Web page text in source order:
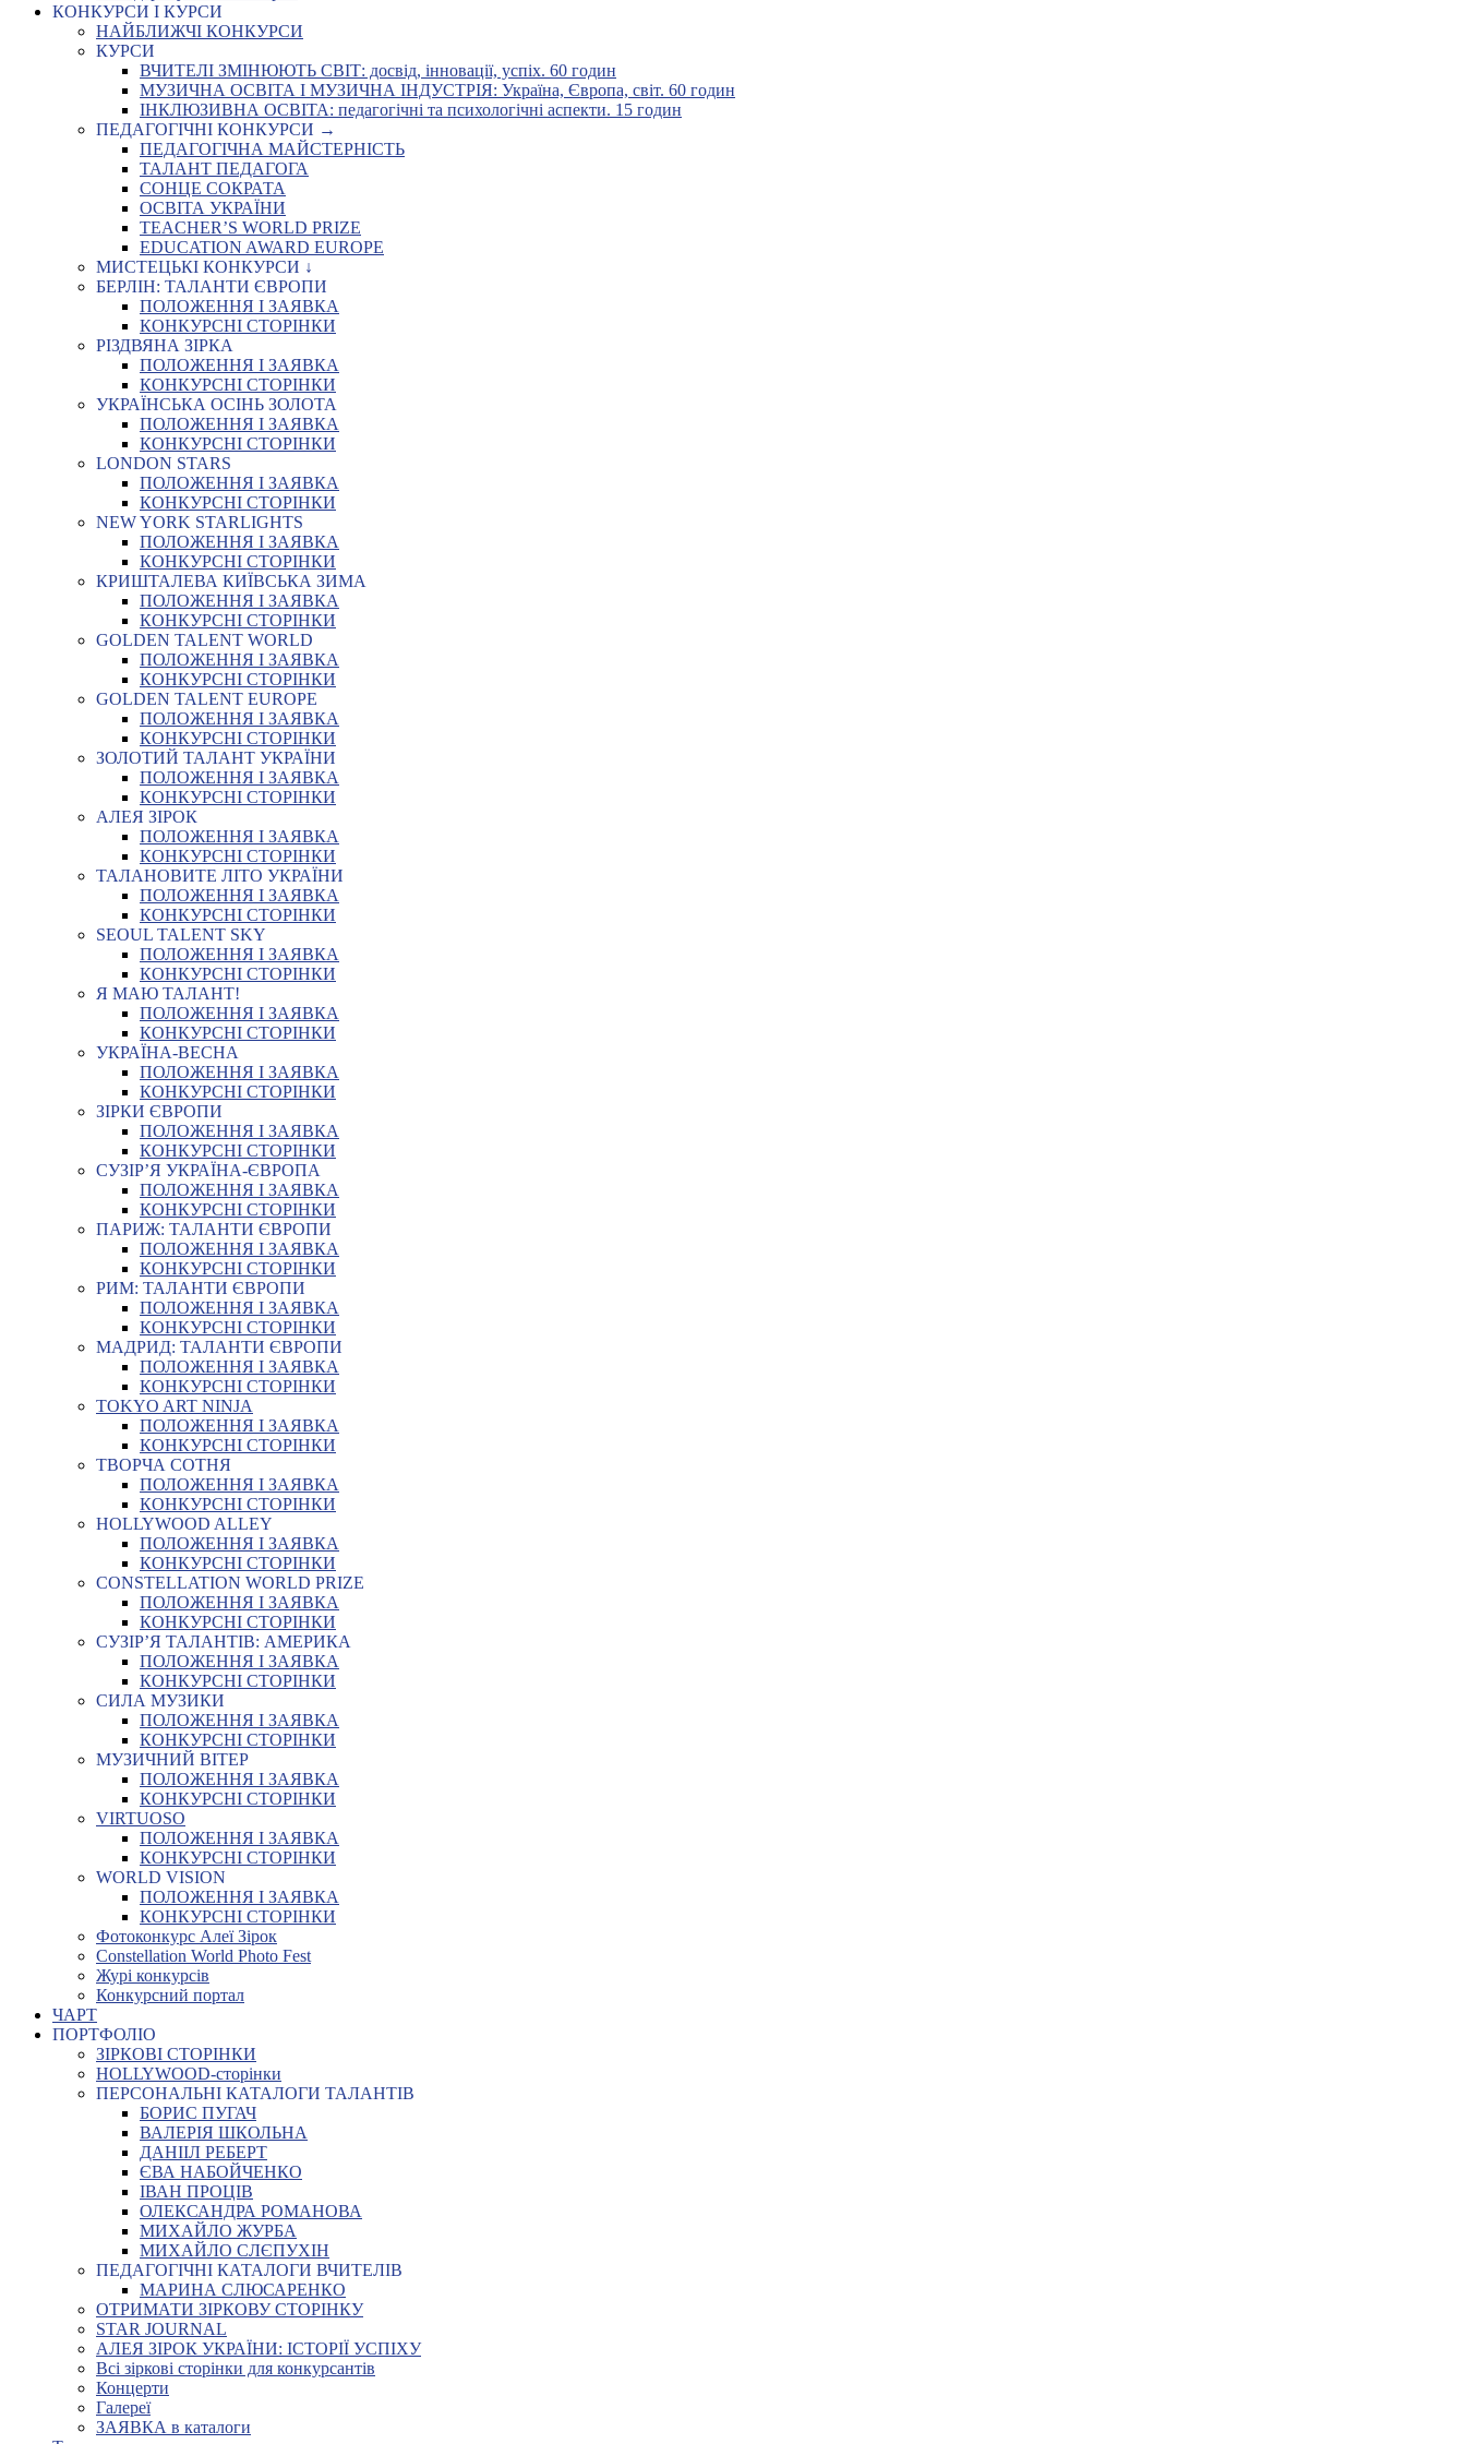
КОНКУРСИ І КУРСИ
НАЙБЛИЖЧІ КОНКУРСИ
КУРСИ
ВЧИТЕЛІ ЗМІНЮЮТЬ СВІТ: досвід, інновації, успіх. 60 годин
МУЗИЧНА ОСВІТА І МУЗИЧНА ІНДУСТРІЯ: Україна, Європа, світ. 60 годин
ІНКЛЮЗИВНА ОСВІТА: педагогічні та психологічні аспекти. 15 годин
ПЕДАГОГІЧНІ КОНКУРСИ →
ПЕДАГОГІЧНА МАЙСТЕРНІСТЬ
ТАЛАНТ ПЕДАГОГА
СОНЦЕ СОКРАТА
ОСВІТА УКРАЇНИ
TEACHER’S WORLD PRIZE
EDUCATION AWARD EUROPE
МИСТЕЦЬКІ КОНКУРСИ ↓
БЕРЛІН: ТАЛАНТИ ЄВРОПИ
ПОЛОЖЕННЯ І ЗАЯВКА
КОНКУРСНІ СТОРІНКИ
РІЗДВЯНА ЗІРКА
ПОЛОЖЕННЯ І ЗАЯВКА
КОНКУРСНІ СТОРІНКИ
УКРАЇНСЬКА ОСІНЬ ЗОЛОТА
ПОЛОЖЕННЯ І ЗАЯВКА
КОНКУРСНІ СТОРІНКИ
LONDON STARS
ПОЛОЖЕННЯ І ЗАЯВКА
КОНКУРСНІ СТОРІНКИ
NEW YORK STARLIGHTS
ПОЛОЖЕННЯ І ЗАЯВКА
КОНКУРСНІ СТОРІНКИ
КРИШТАЛЕВА КИЇВСЬКА ЗИМА
ПОЛОЖЕННЯ І ЗАЯВКА
КОНКУРСНІ СТОРІНКИ
GOLDEN TALENT WORLD
ПОЛОЖЕННЯ І ЗАЯВКА
КОНКУРСНІ СТОРІНКИ
GOLDEN TALENT EUROPE
ПОЛОЖЕННЯ І ЗАЯВКА
КОНКУРСНІ СТОРІНКИ
ЗОЛОТИЙ ТАЛАНТ УКРАЇНИ
ПОЛОЖЕННЯ І ЗАЯВКА
КОНКУРСНІ СТОРІНКИ
АЛЕЯ ЗІРОК
ПОЛОЖЕННЯ І ЗАЯВКА
КОНКУРСНІ СТОРІНКИ
ТАЛАНОВИТЕ ЛІТО УКРАЇНИ
ПОЛОЖЕННЯ І ЗАЯВКА
КОНКУРСНІ СТОРІНКИ
SEOUL TALENT SKY
ПОЛОЖЕННЯ І ЗАЯВКА
КОНКУРСНІ СТОРІНКИ
Я МАЮ ТАЛАНТ!
ПОЛОЖЕННЯ І ЗАЯВКА
КОНКУРСНІ СТОРІНКИ
УКРАЇНА-ВЕСНА
ПОЛОЖЕННЯ І ЗАЯВКА
КОНКУРСНІ СТОРІНКИ
ЗІРКИ ЄВРОПИ
ПОЛОЖЕННЯ І ЗАЯВКА
КОНКУРСНІ СТОРІНКИ
СУЗІР’Я УКРАЇНА-ЄВРОПА
ПОЛОЖЕННЯ І ЗАЯВКА
КОНКУРСНІ СТОРІНКИ
ПАРИЖ: ТАЛАНТИ ЄВРОПИ
ПОЛОЖЕННЯ І ЗАЯВКА
КОНКУРСНІ СТОРІНКИ
РИМ: ТАЛАНТИ ЄВРОПИ
ПОЛОЖЕННЯ І ЗАЯВКА
КОНКУРСНІ СТОРІНКИ
МАДРИД: ТАЛАНТИ ЄВРОПИ
ПОЛОЖЕННЯ І ЗАЯВКА
КОНКУРСНІ СТОРІНКИ
TOKYO ART NINJA
ПОЛОЖЕННЯ І ЗАЯВКА
КОНКУРСНІ СТОРІНКИ
ТВОРЧА СОТНЯ
ПОЛОЖЕННЯ І ЗАЯВКА
КОНКУРСНІ СТОРІНКИ
HOLLYWOOD ALLEY
ПОЛОЖЕННЯ І ЗАЯВКА
КОНКУРСНІ СТОРІНКИ
CONSTELLATION WORLD PRIZE
ПОЛОЖЕННЯ І ЗАЯВКА
КОНКУРСНІ СТОРІНКИ
СУЗІР’Я ТАЛАНТІВ: АМЕРИКА
ПОЛОЖЕННЯ І ЗАЯВКА
КОНКУРСНІ СТОРІНКИ
СИЛА МУЗИКИ
ПОЛОЖЕННЯ І ЗАЯВКА
КОНКУРСНІ СТОРІНКИ
МУЗИЧНИЙ ВІТЕР
ПОЛОЖЕННЯ І ЗАЯВКА
КОНКУРСНІ СТОРІНКИ
VIRTUOSO
ПОЛОЖЕННЯ І ЗАЯВКА
КОНКУРСНІ СТОРІНКИ
WORLD VISION
ПОЛОЖЕННЯ І ЗАЯВКА
КОНКУРСНІ СТОРІНКИ
Фотоконкурс Алеї Зірок
Constellation World Photo Fest
Журі конкурсів
Конкурсний портал
ЧАРТ
ПОРТФОЛІО
ЗІРКОВІ СТОРІНКИ
HOLLYWOOD-сторінки
ПЕРСОНАЛЬНІ КАТАЛОГИ ТАЛАНТІВ
БОРИС ПУГАЧ
ВАЛЕРІЯ ШКОЛЬНА
ДАНІІЛ РЕБЕРТ
ЄВА НАБОЙЧЕНКО
ІВАН ПРОЦІВ
ОЛЕКСАНДРА РОМАНОВА
МИХАЙЛО ЖУРБА
МИХАЙЛО СЛЄПУХІН
ПЕДАГОГІЧНІ КАТАЛОГИ ВЧИТЕЛІВ
МАРИНА СЛЮСАРЕНКО
ОТРИМАТИ ЗІРКОВУ СТОРІНКУ
STAR JOURNAL
АЛЕЯ ЗІРОК УКРАЇНИ: ІСТОРІЇ УСПІХУ
Всі зіркові сторінки для конкурсантів
Концерти
Галереї
ЗАЯВКА в каталоги